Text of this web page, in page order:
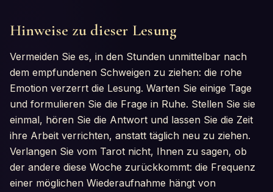
Hinweise zu dieser Lesung
Vermeiden Sie es, in den Stunden unmittelbar nach
dem empfundenen Schweigen zu ziehen: die rohe
Emotion verzerrt die Lesung. Warten Sie einige Tage
und formulieren Sie die Frage in Ruhe. Stellen Sie sie
einmal, hören Sie die Antwort und lassen Sie die Zeit
ihre Arbeit verrichten, anstatt täglich neu zu ziehen.
Verlangen Sie vom Tarot nicht, Ihnen zu sagen, ob
der andere diese Woche zurückkommt: die Frequenz
einer möglichen Wiederaufnahme hängt von